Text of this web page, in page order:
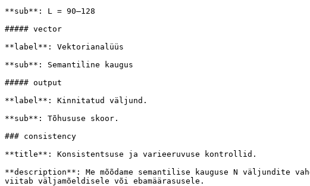
**sub**: L = 90–128
##### vector
**label**: Vektorianalüüs
**sub**: Semantiline kaugus
##### output
**label**: Kinnitatud väljund.
**sub**: Tõhususe skoor.
### consistency
**title**: Konsistentsuse ja varieeruvuse kontrollid.
**description**: Me mõõdame semantilise kauguse N väljundite
viitab väljamõeldisele või ebamäärasusele.